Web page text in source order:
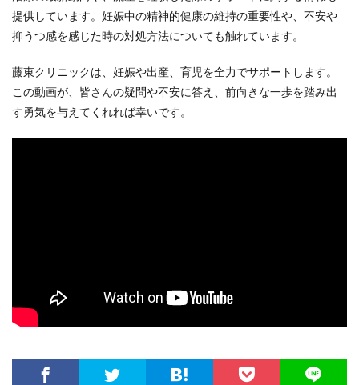
提供しています。妊娠中の精神的健康の維持の重要性や、不安や
抑うつ感を感じた時の対処方法についても触れています。
藤東クリニックは、妊娠や出産、育児を全力でサポートします。
この動画が、皆さんの疑問や不安に答え、前向きな一歩を踏み出
す勇気を与えてくれれば幸いです。